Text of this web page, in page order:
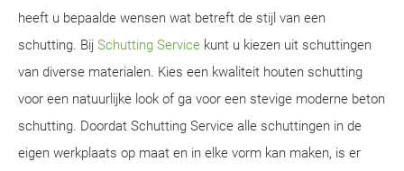
heeft u bepaalde wensen wat betreft de stijl van een
schutting. Bij Schutting Service kunt u kiezen uit schuttingen
van diverse materialen. Kies een kwaliteit houten schutting
voor een natuurlijke look of ga voor een stevige moderne beton
schutting. Doordat Schutting Service alle schuttingen in de
eigen werkplaats op maat en in elke vorm kan maken, is er